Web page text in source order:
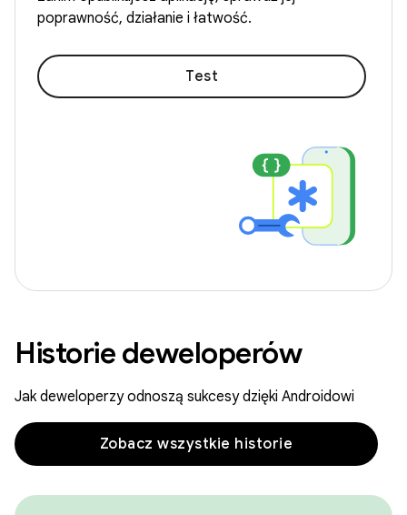
poprawność, działanie i łatwość.
Test
Historie deweloperów
Jak deweloperzy odnoszą sukcesy dzięki Androidowi
Zobacz wszystkie historie